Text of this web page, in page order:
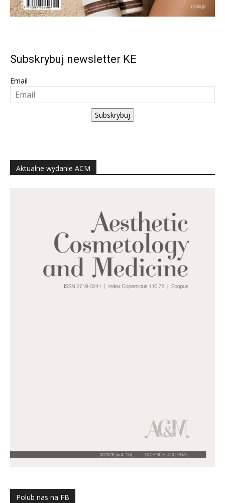
Subskrybuj newsletter KE
Email
Subskrybuj
Aktualne wydanie ACM
Polub nas na FB